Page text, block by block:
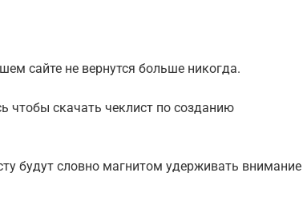
сайте не вернутся больше никогда.
чтобы скачать чеклист по созданию
будут словно магнитом удерживать внимание